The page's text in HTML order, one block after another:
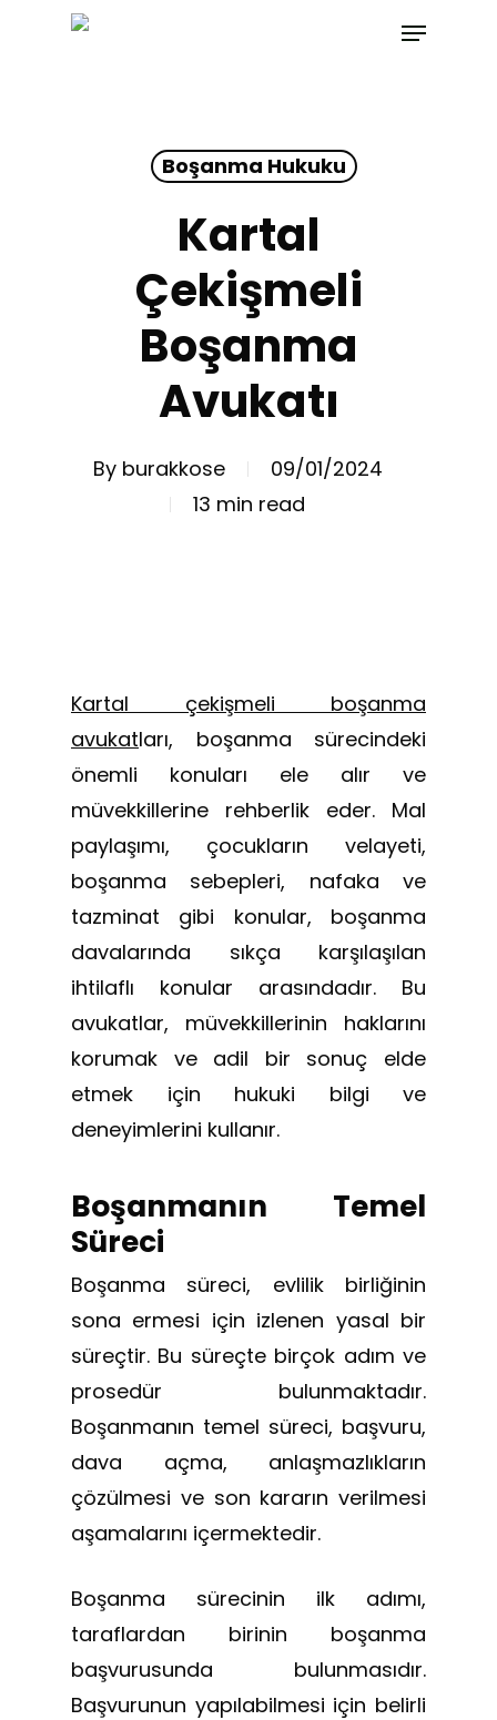
Menu
Boşanma Hukuku
Kartal
Çekişmeli
Boşanma
Avukatı
By burakkose
09/01/2024
13 min read
Kartal çekişmeli boşanma
avukatları, boşanma sürecindeki
önemli konuları ele alır ve
müvekkillerine rehberlik eder. Mal
paylaşımı, çocukların velayeti,
boşanma sebepleri, nafaka ve
tazminat gibi konular, boşanma
davalarında sıkça karşılaşılan
ihtilaflı konular arasındadır. Bu
avukatlar, müvekkillerinin haklarını
korumak ve adil bir sonuç elde
etmek için hukuki bilgi ve
deneyimlerini kullanır.
Boşanmanın Temel
Süreci
Boşanma süreci, evlilik birliğinin
sona ermesi için izlenen yasal bir
süreçtir. Bu süreçte birçok adım ve
prosedür bulunmaktadır.
Boşanmanın temel süreci, başvuru,
dava açma, anlaşmazlıkların
çözülmesi ve son kararın verilmesi
aşamalarını içermektedir.
Boşanma sürecinin ilk adımı,
taraflardan birinin boşanma
başvurusunda bulunmasıdır.
Başvurunun yapılabilmesi için belirli